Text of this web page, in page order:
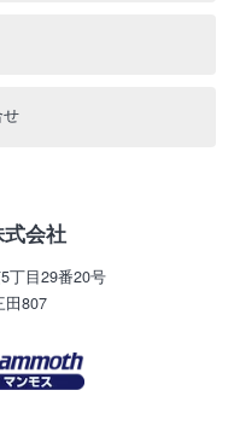
会社
丁目29番20号
田807